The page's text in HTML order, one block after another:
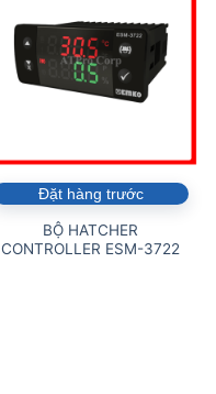
Đặt hàng trước
BỘ HATCHER
CONTROLLER ESM-3722